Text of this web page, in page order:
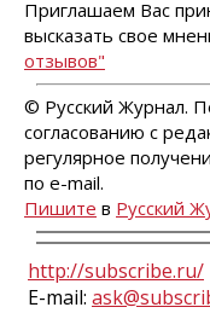
Приглашаем Вас
высказать свое
отзывов"
© Русский Журнал.
согласованию с
регулярное
по e-mail.
Пишите в Русский
http://subscribe.ru/
E-mail: